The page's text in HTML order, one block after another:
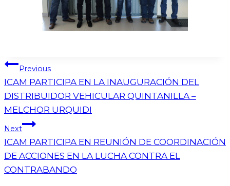
Previous
ICAM PARTICIPA EN LA INAUGURACIÓN DEL
DISTRIBUIDOR VEHICULAR QUINTANILLA –
MELCHOR URQUIDI
Next
ICAM PARTICIPA EN REUNIÓN DE COORDINACIÓN
DE ACCIONES EN LA LUCHA CONTRA EL
CONTRABANDO